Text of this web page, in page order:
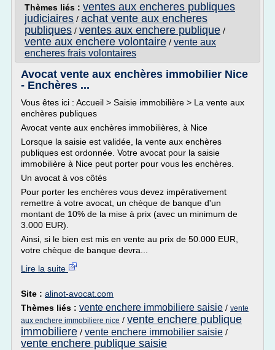
Thèmes liés : ventes aux encheres publiques
judiciaires / achat vente aux encheres
publiques / ventes aux enchere publique /
vente aux enchere volontaire / vente aux
encheres frais volontaires
Avocat vente aux enchères immobilier Nice
- Enchères ...
Vous êtes ici : Accueil > Saisie immobilière > La vente aux
enchères publiques
Avocat vente aux enchères immobilières, à Nice
Lorsque la saisie est validée, la vente aux enchères
publiques est ordonnée. Votre avocat pour la saisie
immobilière à Nice peut porter pour vous les enchères.
Un avocat à vos côtés
Pour porter les enchères vous devez impérativement
remettre à votre avocat, un chèque de banque d'un
montant de 10% de la mise à prix (avec un minimum de
3.000 EUR).
Ainsi, si le bien est mis en vente au prix de 50.000 EUR,
votre chèque de banque devra...
Lire la suite
Site : alinot-avocat.com
Thèmes liés : vente enchere immobiliere saisie / vente
aux enchere immobiliere nice / vente enchere publique
immobiliere / vente enchere immobilier saisie /
vente enchere publique saisie